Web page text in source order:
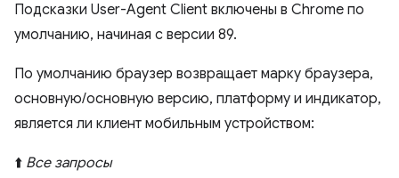
Подсказки User-Agent Client включены в Chrome по
умолчанию, начиная с версии 89.
По умолчанию браузер возвращает марку браузера,
основную/основную версию, платформу и индикатор,
является ли клиент мобильным устройством:
⬆️ Все запросы